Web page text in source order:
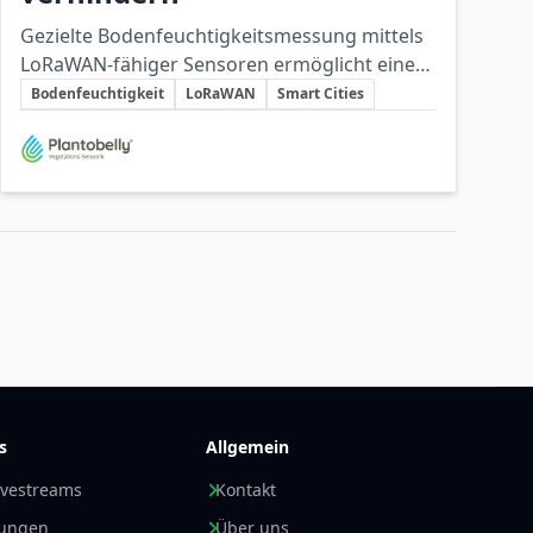
Gezielte Bodenfeuchtigkeitsmessung mittels
LoRaWAN-fähiger Sensoren ermöglicht eine
optimierte Bewässerung, die Baumsterben
Schlüsselthemen
Bodenfeuchtigkeit LoRaWAN Smart Cities
Beteiligte Unternehmen
Allgemein
Kontakt
Über uns